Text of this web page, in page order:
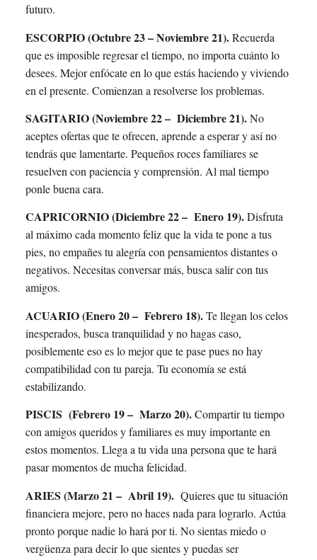
futuro.
ESCORPIO (Octubre 23 – Noviembre 21).Recuerda
que es imposible regresar el tiempo, no importa cuánto lo
desees. Mejor enfócate en lo que estás haciendo y viviendo
en el presente. Comienzan a resolverse los problemas.
SAGITARIO (Noviembre 22 – Diciembre 21).No
aceptes ofertas que te ofrecen, aprende a esperar y así no
tendrás que lamentarte. Pequeños roces familiares se
resuelven con paciencia y comprensión. Al mal tiempo
ponle buena cara.
CAPRICORNIO (Diciembre 22 – Enero 19).Disfruta
al máximo cada momento feliz que la vida te pone a tus
pies, no empañes tu alegría con pensamientos distantes o
negativos. Necesitas conversar más, busca salir con tus
amigos.
ACUARIO (Enero 20 – Febrero 18).Te llegan los celos
inesperados, busca tranquilidad y no hagas caso,
posiblemente eso es lo mejor que te pase pues no hay
compatibilidad con tu pareja. Tu economía se está
estabilizando.
PISCIS (Febrero 19 – Marzo 20).Compartir tu tiempo
con amigos queridos y familiares es muy importante en
estos momentos. Llega a tu vida una persona que te hará
pasar momentos de mucha felicidad.
ARIES (Marzo 21 – Abril 19). Quieres que tu situación
financiera mejore, pero no haces nada para lograrlo. Actúa
pronto porque nadie lo hará por ti. No sientas miedo o
vergüenza para decir lo que sientes y puedas ser